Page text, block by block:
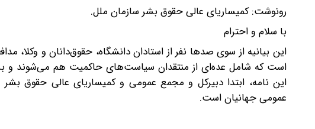
رونوشت: کمیساریای عالی حقوق بشر سازمان ملل.
با سلام و احترام
این بیانیه از سوی صدها نفر از استادان دانشگاه، حقوق‌دانان و وکلا،
است که شامل عده‌ای از منتقدان سیاست‌های حاکمیت هم می‌شوند
این نامه، ابتدا دبیرکل و مجمع عمومی و کمیساریای عالی حقوق
عمومی جهانیان است.